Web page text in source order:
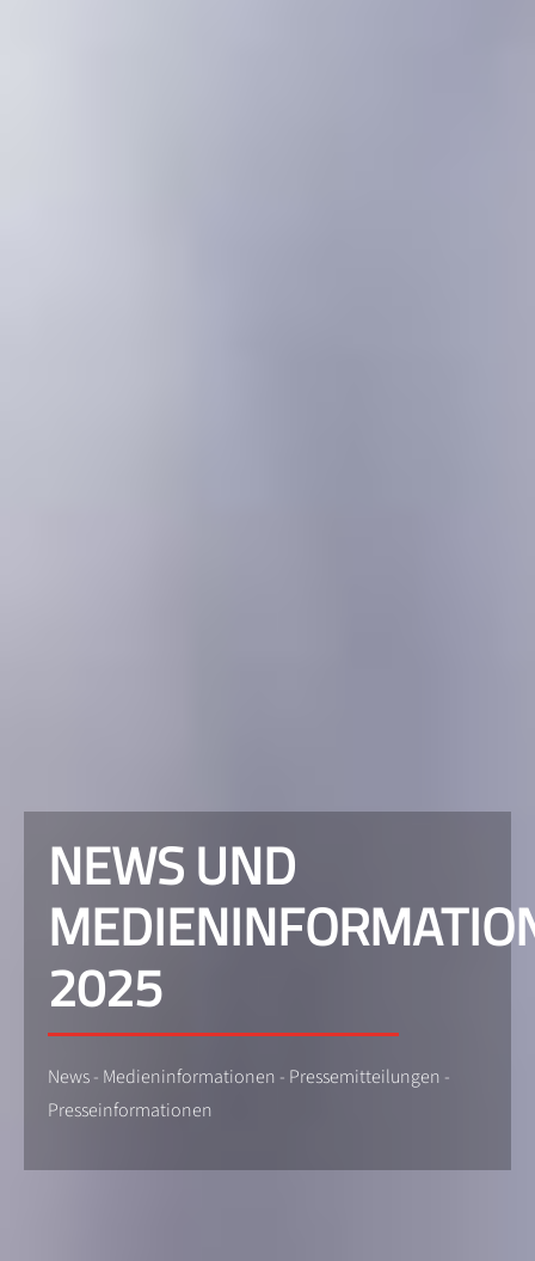
NEWS UND
2025
News - Medieninformationen - Pressemitteilungen -
Presseinformationen